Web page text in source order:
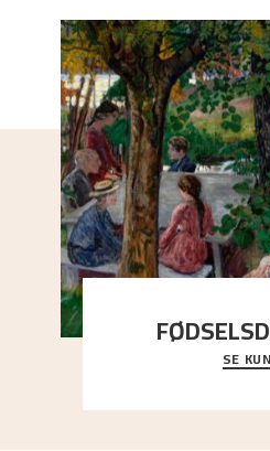
En gruppe
trekronene i
SE